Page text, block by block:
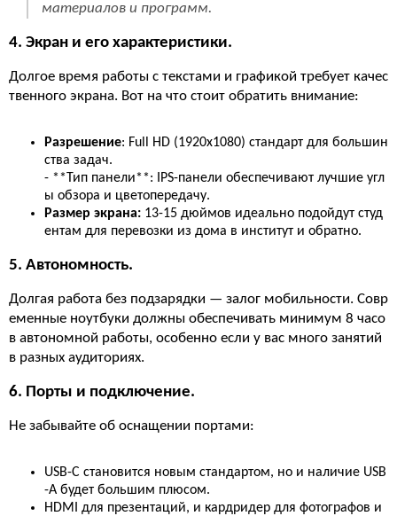
материалов и программ.
4. Экран и его характеристики.
Долгое время работы с текстами и графикой требует качес
твенного экрана. Вот на что стоит обратить внимание:
Разрешение: Full HD (1920x1080) стандарт для большин
ства задач.
- **Тип панели**: IPS-панели обеспечивают лучшие угл
ы обзора и цветопередачу.
Размер экрана: 13-15 дюймов идеально подойдут студ
ентам для перевозки из дома в институт и обратно.
5. Автономность.
Долгая работа без подзарядки — залог мобильности. Совр
еменные ноутбуки должны обеспечивать минимум 8 часо
в автономной работы, особенно если у вас много занятий
в разных аудиториях.
6. Порты и подключение.
Не забывайте об оснащении портами:
USB-C становится новым стандартом, но и наличие USB
-A будет большим плюсом.
HDMI для презентаций, и кардридер для фотографов и